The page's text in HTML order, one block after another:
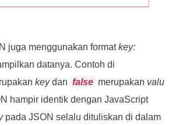
"title": "Clean Code",
"author": "Robert C Martin"
juga menggunakan formatkey:
datanya. Contoh di
keydan false merupakan valu
hampir identik dengan JavaScript
pada JSON selalu dituliskan di dalam